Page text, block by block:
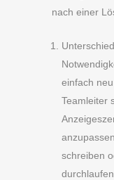
nach einer
einfach
Teamleiter
schreiben